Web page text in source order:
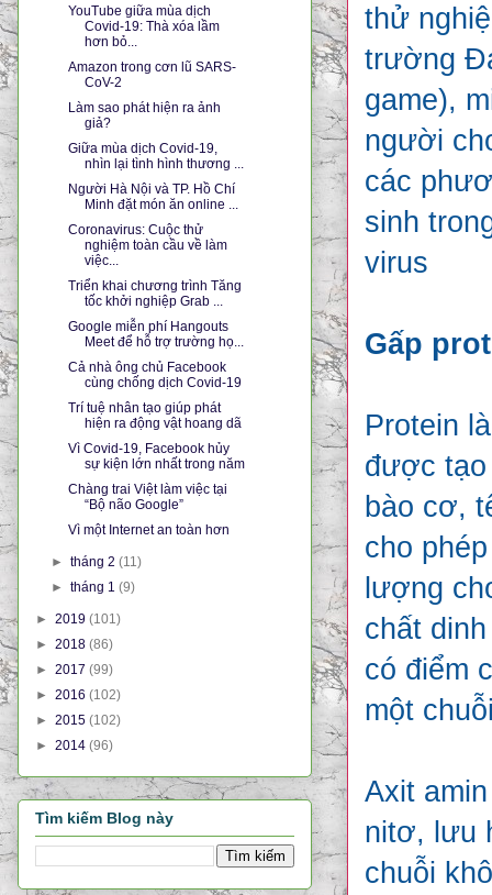
thử
trường
game),
người
các
sinh
virus
Gấp
Protein
được tạo
bào cơ,
cho
lượng
chất
có điểm
một
Axit
nitơ, lưu
chuỗi
YouTube giữa mùa dịch
Covid-19: Thà xóa lầm
hơn bỏ...
Amazon trong cơn lũ SARS-
CoV-2
Làm sao phát hiện ra ảnh
giả?
Giữa mùa dịch Covid-19,
nhìn lại tình hình thương ...
Người Hà Nội và TP. Hồ Chí
Minh đặt món ăn online ...
Coronavirus: Cuộc thử
nghiệm toàn cầu về làm
việc...
Triển khai chương trình Tăng
tốc khởi nghiệp Grab ...
Google miễn phí Hangouts
Meet để hỗ trợ trường họ...
Cả nhà ông chủ Facebook
cùng chống dịch Covid-19
Trí tuệ nhân tạo giúp phát
hiện ra động vật hoang dã
Vì Covid-19, Facebook hủy
sự kiện lớn nhất trong năm
Chàng trai Việt làm việc tại
“Bộ não Google”
Vì một Internet an toàn hơn
►tháng 2(11)
►tháng 1(9)
► 2019 (101)
► 2018 (86)
► 2017 (99)
► 2016 (102)
► 2015 (102)
► 2014 (96)
Tìm kiếm Blog này